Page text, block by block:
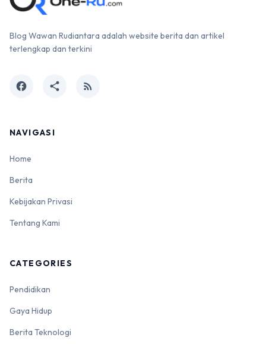
Blog Wawan Rudiantara adalah website berita dan artikel
terlengkap dan terkini
facebook share rss_feed
NAVIGASI
Home
Berita
Kebijakan Privasi
Tentang Kami
CATEGORIES
Pendidikan
Gaya Hidup
Berita Teknologi